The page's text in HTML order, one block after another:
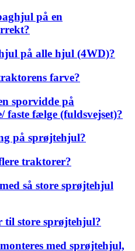
på en
på alle hjul (4WD)?
farve?
sporvidde på
fælge (fuldsvejset)?
på sprøjtehjul?
traktorer?
så store sprøjtehjul
til store sprøjtehjul?
med sprøjtehjul,